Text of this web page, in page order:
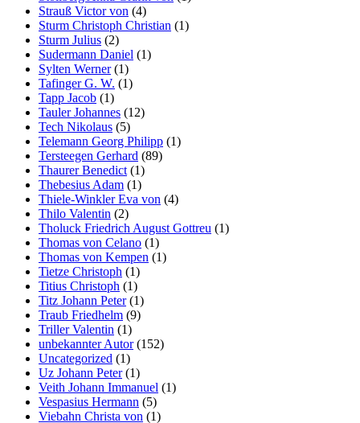
Strauß Victor von (4)
Sturm Christoph Christian (1)
Sturm Julius (2)
Sudermann Daniel (1)
Sylten Werner(1)
Tafinger G. W. (1)
Tapp Jacob (1)
Tauler Johannes (12)
Tech Nikolaus (5)
Telemann Georg Philipp (1)
Tersteegen Gerhard (89)
Thaurer Benedict (1)
Thebesius Adam (1)
Thiele-Winkler Eva von (4)
Thilo Valentin (2)
Tholuck Friedrich August Gottreu (1)
Thomas von Celano (1)
Thomas von Kempen (1)
Tietze Christoph (1)
Titius Christoph (1)
Titz Johann Peter(1)
Traub Friedhelm (9)
Triller Valentin (1)
unbekannter Autor(152)
Uncategorized (1)
Uz Johann Peter(1)
Veith Johann Immanuel (1)
Vespasius Hermann (5)
Viebahn Christa von (1)